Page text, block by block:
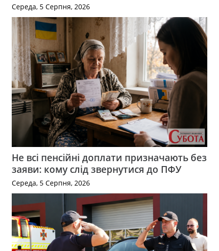
Середа, 5 Серпня, 2026
Не всі пенсійні доплати призначають без
заяви: кому слід звернутися до ПФУ
Середа, 5 Серпня, 2026